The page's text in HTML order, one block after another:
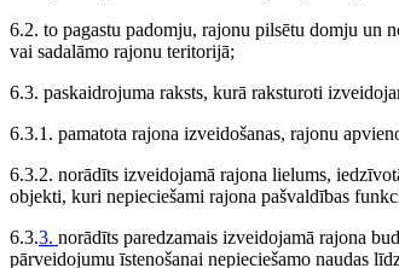
6.2. to pagastu padomju, rajonu pilsētu domju un
vai sadalāmo rajonu teritorijā;
6.3. paskaidrojuma raksts, kurā raksturoti
6.3.1. pamatota rajona izveidošanas, rajonu
6.3.2. norādīts izveidojamā rajona lielums,
objekti, kuri nepieciešami rajona pašvaldības
6.3.3. norādīts paredzamais izveidojamā rajona
pārveidojumu īstenošanai nepieciešamo naudas